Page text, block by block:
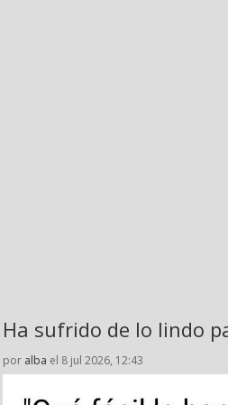
Ha sufrido de lo lindo
por alba el 8 jul 2026, 12:43